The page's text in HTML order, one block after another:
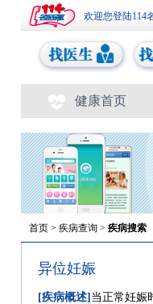
欢迎您登陆114
健康首页
首页 > 疾病查询 > 疾病搜索
异位妊娠
[疾病概述] 当正常妊娠